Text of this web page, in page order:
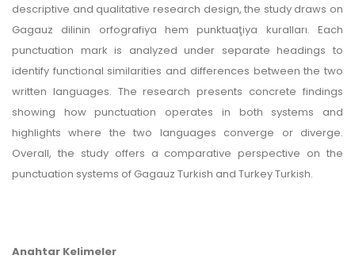
descriptive and qualitative research design, the study draws on
Gagauz dilinin orfografiya hem punktuaţiya kuralları. Each
punctuation mark is analyzed under separate headings to
identify functional similarities and differences between the two
written languages. The research presents concrete findings
showing how punctuation operates in both systems and
highlights where the two languages converge or diverge.
Overall, the study offers a comparative perspective on the
punctuation systems of Gagauz Turkish and Turkey Turkish.
Anahtar Kelimeler